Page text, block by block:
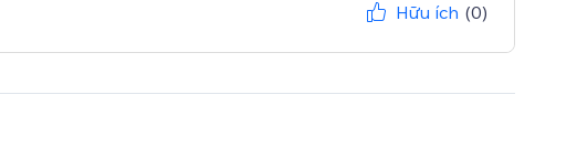
Hữu ích (0)